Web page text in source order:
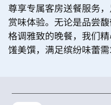
尊享专属客房送餐服务
赏味体验。无论是品尝
格调雅致的晚餐，我们
馐美馔，满足缤纷味蕾需